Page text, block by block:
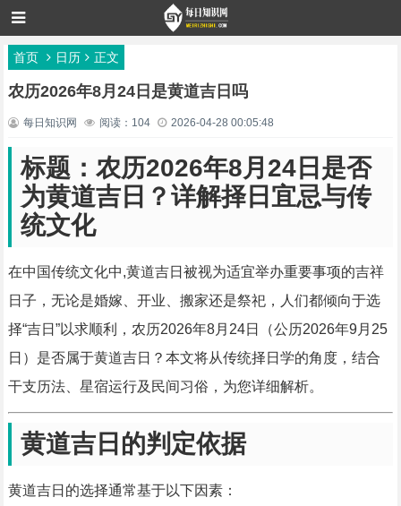
首页 日历 正文
农历2026年8月24日是黄道吉日吗
每日知识网 阅读：104 2026-04-28 00:05:48
标题：农历2026年8月24日是否
为黄道吉日？详解择日宜忌与传
统文化
在中国传统文化中,黄道吉日被视为适宜举办重要事项的吉祥
日子，无论是婚嫁、开业、搬家还是祭祀，人们都倾向于选
择“吉日”以求顺利，农历2026年8月24日（公历2026年9月25
日）是否属于黄道吉日？本文将从传统择日学的角度，结合
干支历法、星宿运行及民间习俗，为您详细解析。
黄道吉日的判定依据
黄道吉日的选择通常基于以下因素：